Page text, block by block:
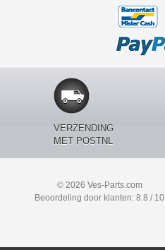
VERZENDING
MET POSTNL
© 2026 Ves-Parts.com
Beoordeling door klanten: 8.8 / 10